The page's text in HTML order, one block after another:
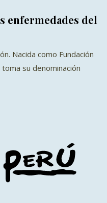
enfermedades del
Nacida como Fundación
su denominación